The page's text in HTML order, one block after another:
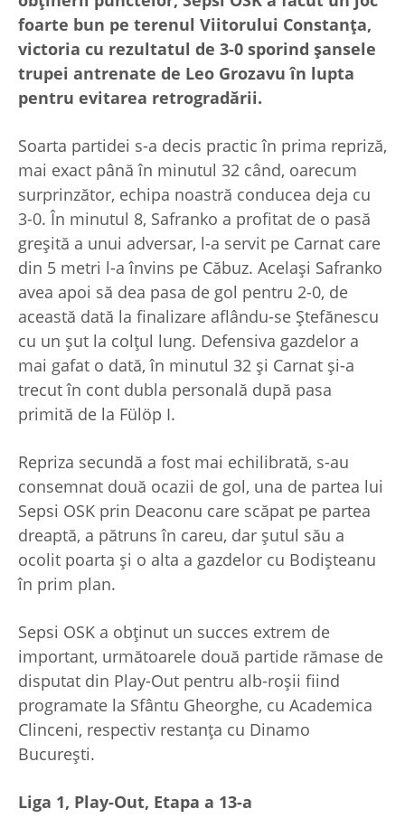
foarte bun pe terenul Viitorului Constanța,
victoria cu rezultatul de 3-0 sporind șansele
trupei antrenate de Leo Grozavu în lupta
pentru evitarea retrogradării.
Soarta partidei s-a decis practic în prima repriză,
mai exact până în minutul 32 când, oarecum
surprinzător, echipa noastră conducea deja cu
3-0. În minutul 8, Safranko a profitat de o pasă
greșită a unui adversar, l-a servit pe Carnat care
din 5 metri l-a învins pe Căbuz. Același Safranko
avea apoi să dea pasa de gol pentru 2-0, de
această dată la finalizare aflându-se Ștefănescu
cu un șut la colțul lung. Defensiva gazdelor a
mai gafat o dată, în minutul 32 și Carnat și-a
trecut în cont dubla personală după pasa
primită de la Fülöp I.
Repriza secundă a fost mai echilibrată, s-au
consemnat două ocazii de gol, una de partea lui
Sepsi OSK prin Deaconu care scăpat pe partea
dreaptă, a pătruns în careu, dar șutul său a
ocolit poarta și o alta a gazdelor cu Bodișteanu
în prim plan.
Sepsi OSK a obținut un succes extrem de
important, următoarele două partide rămase de
disputat din Play-Out pentru alb-roșii fiind
programate la Sfântu Gheorghe, cu Academica
Clinceni, respectiv restanța cu Dinamo
București.
Liga 1, Play-Out, Etapa a 13-a